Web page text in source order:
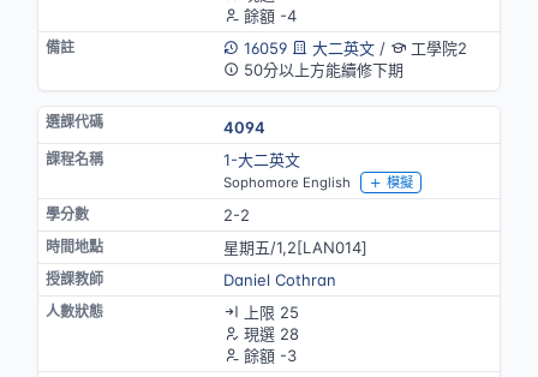
餘額 -4
16059
大二英文/
工學院2
50分以上方能續修下期
4094
1-大二英文
Sophomore English 模擬
2-2
星期五/1,2[LAN014]
Daniel Cothran
上限 25
現選 28
餘額 -3